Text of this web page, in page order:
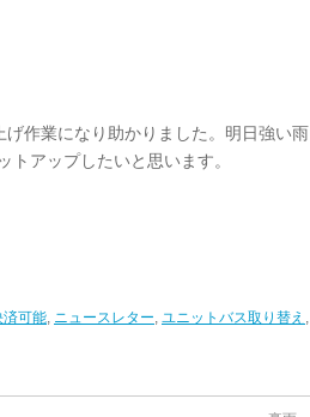
作業になり助かりました。明日強い雨
アップしたいと思います。
済可能, ニュースレター, ユニットバス取り替え ,